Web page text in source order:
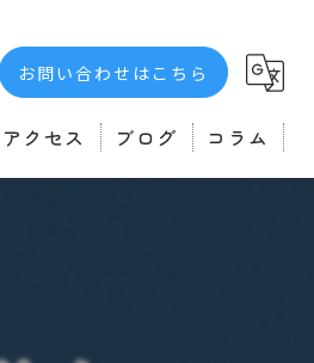
お問い合わせはこちら
アクセス ブログ コラム